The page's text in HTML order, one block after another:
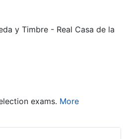
y Timbre - Real Casa de la
exams. More